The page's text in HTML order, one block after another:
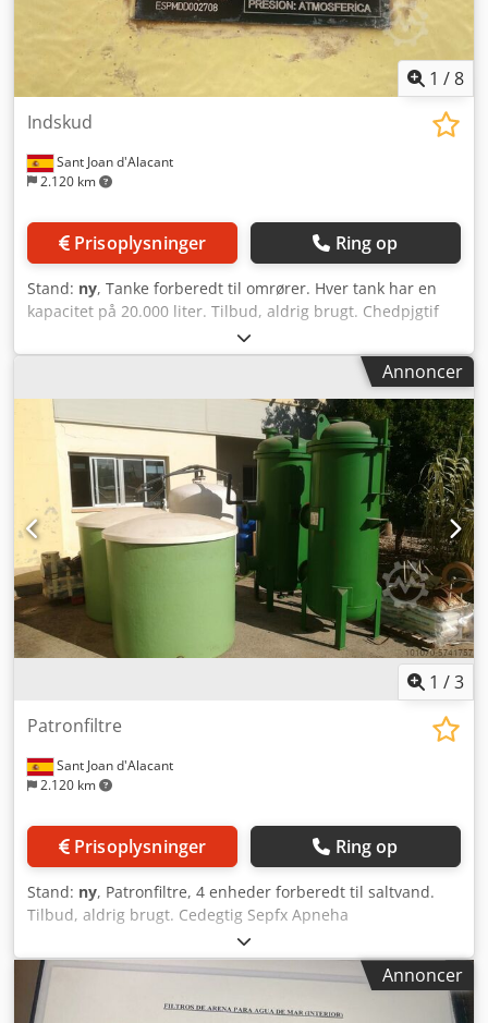
1 /8
Sant Joan d'Alacant
2.120 km
Indskud
Prisoplysninger Ring op
Stand: ny, Tanke forberedt til omrører. Hver tank har en
kapacitet på 20.000 liter. Tilbud, aldrig brugt. Chedpjgtif
Annoncer
1 /3
Sant Joan d'Alacant
2.120 km
Patronfiltre
Prisoplysninger Ring op
Stand: ny, Patronfiltre, 4 enheder forberedt til saltvand.
Tilbud, aldrig brugt. Cedegtig Sepfx Apneha
Annoncer